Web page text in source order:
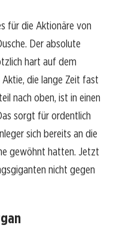
für die Aktionäre von
Der absolute
hart auf dem
die lange Zeit fast
nach oben, ist in einen
sorgt für ordentlich
sich bereits an die
gewöhnt hatten. Jetzt
nicht gegen